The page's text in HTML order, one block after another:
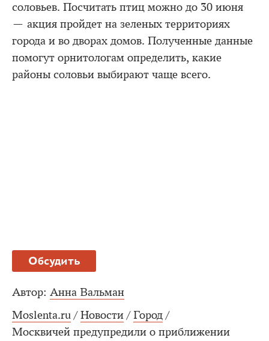
соловьев. Посчитать птиц можно до 30 июня
— акция пройдет на зеленых территориях
города и во дворах домов. Полученные данные
помогут орнитологам определить, какие
районы соловьи выбирают чаще всего.
Обсудить
Автор: Анна Вальман
Moslenta.ru / Новости / Город /
Москвичей предупредили о приближении